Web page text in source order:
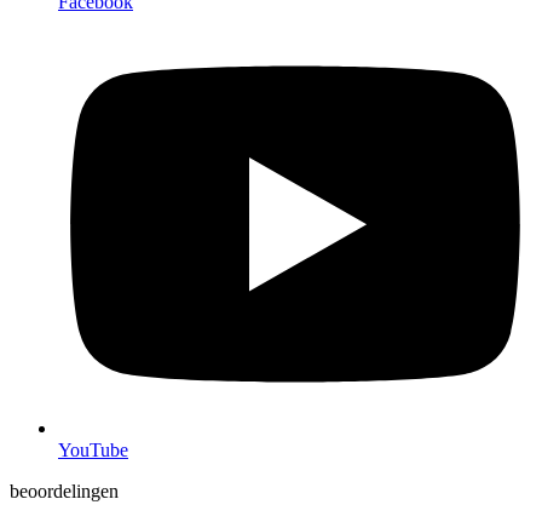
YouTube
beoordelingen